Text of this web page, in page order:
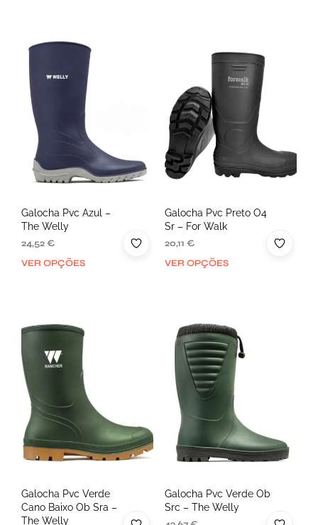
Galocha Pvc Azul –
The Welly
24,52€
VER OPÇÕES
Galocha Pvc Preto O4
Sr – For Walk
20,11 €
VER OPÇÕES
Galocha Pvc Verde
Cano Baixo Ob Sra –
The Welly
Galocha Pvc Verde Ob
Src – The Welly